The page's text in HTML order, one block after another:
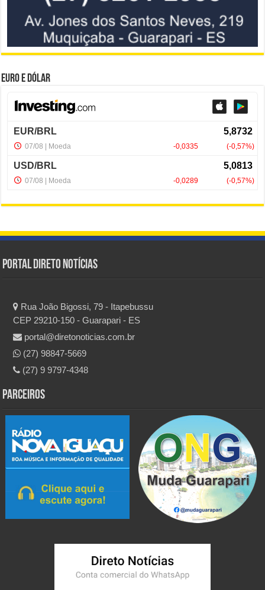
Euro e Dólar
Portal Direto Notícias
Rua João Bigossi, 79 - Itapebussu
CEP 29210-150 - Guarapari - ES
portal@diretonoticias.com.br
(27) 98847-5669
(27) 9 9797-4348
Parceiros